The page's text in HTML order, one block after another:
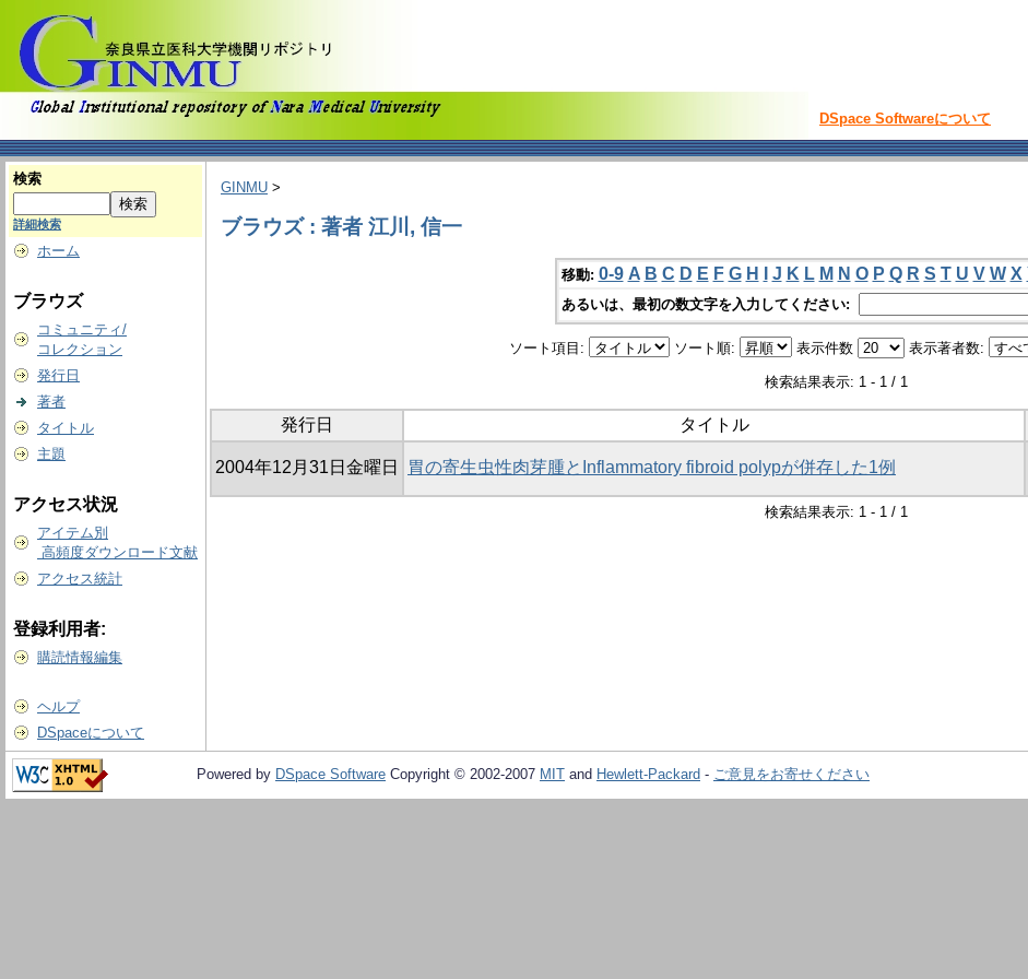
DSpace Softwareについて
検索
詳細検索
ホーム
ブラウズ
コミュニティ/
コレクション
発行日
著者
タイトル
主題
アクセス状況
アイテム別
高頻度ダウンロード文献
アクセス統計
登録利用者:
購読情報編集
ヘルプ
DSpaceについて
GINMU >
ブラウズ : 著者 江川, 信一
移動: 0-9 A B C D E F G H J K L M N O P Q R S T U V W X
あるいは、最初の数文字を入力してください:
ソート項目: ソート順: 表示件数 表示著者数:
検索結果表示: 1 - 1 / 1
発行日 タイトル
2004年12月31日金曜日 胃の寄生虫性肉芽腫とInflammatory fibroid polypが併存した1例
検索結果表示: 1 - 1 / 1
Powered by DSpace Software Copyright © 2002-2007 MIT and Hewlett-Packard - ご意見をお寄せください